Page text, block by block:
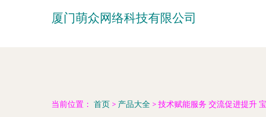
厦门萌众网络科技有限公司
当前位置： 首页 > 产品大全 > 技术赋能服务 交流促进提升